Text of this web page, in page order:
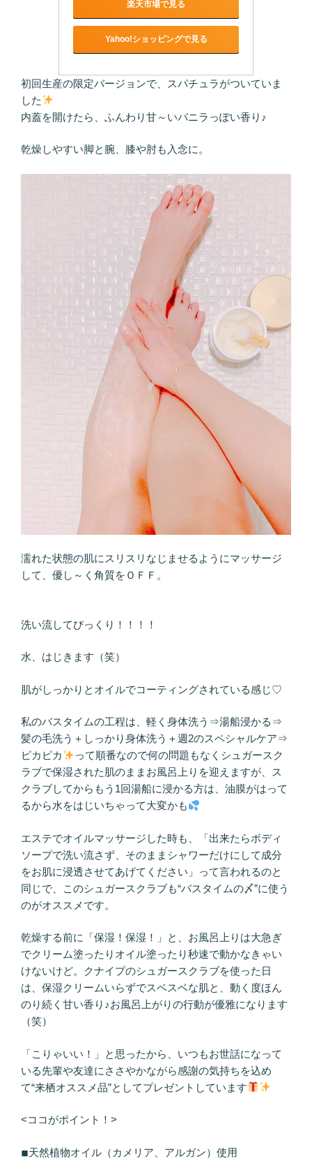
楽天市場で見る
Yahoo!ショッピングで見る
初回生産の限定バージョンで、スパチュラがついていま
した
内蓋を開けたら、ふんわり甘～いバニラっぽい香り♪
乾燥しやすい脚と腕、膝や肘も入念に。
濡れた状態の肌にスリスリなじませるようにマッサージ
して、優し～く角質をＯＦＦ。
洗い流してびっくり！！！！
水、はじきます（笑）
肌がしっかりとオイルでコーティングされている感じ♡
私のバスタイムの工程は、軽く身体洗う⇒湯船浸かる⇒
髪の毛洗う＋しっかり身体洗う＋週2のスペシャルケア⇒
ピカピカ
って順番なので何の問題もなくシュガースク
ラブで保湿された肌のままお風呂上りを迎えますが、ス
クラブしてからもう1回湯船に浸かる方は、油膜がはって
るから水をはじいちゃって大変かも
エステでオイルマッサージした時も、「出来たらボディ
ソープで洗い流さず、そのままシャワーだけにして成分
をお肌に浸透させてあげてください」って言われるのと
同じで、このシュガースクラブも“バスタイムの〆”に使う
のがオススメです。
乾燥する前に「保湿！保湿！」と、お風呂上りは大急ぎ
でクリーム塗ったりオイル塗ったり秒速で動かなきゃい
けないけど。クナイプのシュガースクラブを使った日
は、保湿クリームいらずでスベスベな肌と、動く度ほん
のり続く甘い香り♪お風呂上がりの行動が優雅になります
（笑）
「こりゃいい！」と思ったから、いつもお世話になって
いる先輩や友達にささやかながら感謝の気持ちを込め
て“来栖オススメ品”としてプレゼントしています
<ココがポイント！>
◾︎天然植物オイル（カメリア、アルガン）使用